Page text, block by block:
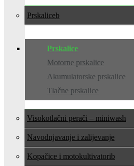
Prskalice
Prskalice
Motorne prskalice
Akumulatorske prskalice
Tlačne prskalice
Visokotlačni perači – miniwash
Navodnjavanje i zalijevanje
Kopačice i motokultivatori